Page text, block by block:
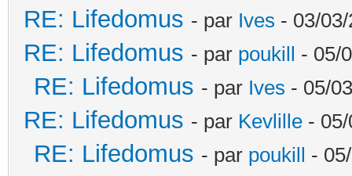
RE: Lifedomus - par Ives - 03/
RE: Lifedomus - par poukill - 05/
RE: Lifedomus - par Ives - 05/
RE: Lifedomus - par Kevlille -
RE: Lifedomus - par poukill -